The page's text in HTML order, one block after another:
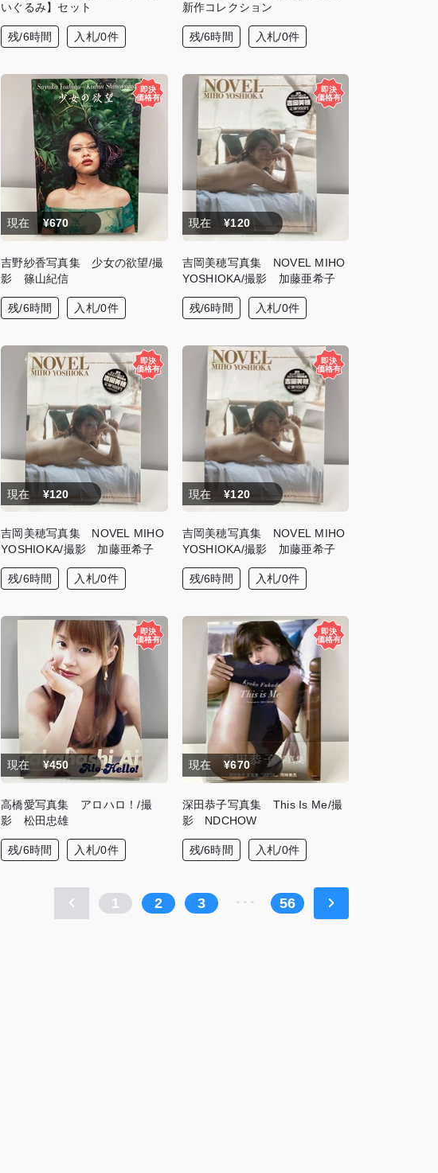
いぐるみ】セット
残/6時間 入札/0件
新作コレクション
残/6時間 入札/0件
現在 ¥670
吉野紗香写真集 少女の欲望/撮
影 篠山紀信
残/6時間 入札/0件
現在 ¥120
吉岡美穂写真集 NOVEL MIHO
YOSHIOKA/撮影 加藤亜希子
残/6時間 入札/0件
現在 ¥120
吉岡美穂写真集 NOVEL MIHO
YOSHIOKA/撮影 加藤亜希子
残/6時間 入札/0件
現在 ¥120
吉岡美穂写真集 NOVEL MIHO
YOSHIOKA/撮影 加藤亜希子
残/6時間 入札/0件
現在 ¥450
高橋愛写真集 アロハロ！/撮
影 松田忠雄
残/6時間 入札/0件
現在 ¥670
深田恭子写真集 This Is Me/撮
影 NDCHOW
残/6時間 入札/0件
1 2 3 ･･･ 56